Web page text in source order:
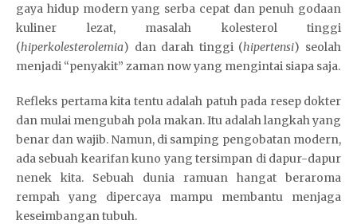
K
R
8
gaya hidup modern yang serba cepat dan penuh godaan
kuliner lezat, masalah kolesterol tinggi
(hiperkolesterolemia) dan darah tinggi (hipertensi) seolah
menjadi “penyakit” zaman now yang mengintai siapa saja.
Refleks pertama kita tentu adalah patuh pada resep dokter
dan mulai mengubah pola makan. Itu adalah langkah yang
benar dan wajib. Namun, di samping pengobatan modern,
ada sebuah kearifan kuno yang tersimpan di dapur-dapur
nenek kita. Sebuah dunia ramuan hangat beraroma
rempah yang dipercaya mampu membantu menjaga
keseimbangan tubuh.